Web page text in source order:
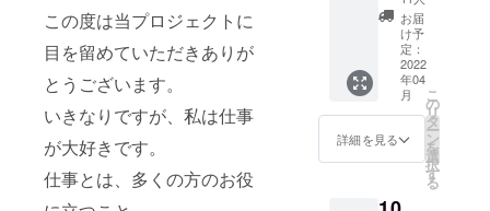
この度は当プロジェクトに
目を留めていただきありが
とうございます。
いきなりですが、私は仕事
が大好きです。
仕事とは、多くの方のお役
安来
PORT(島根
2022年開港
予定
PORT(東京
応援し
よう！
という
方へこ
ちらの
リター
ンをご
用意い
たしま
ンバー
お届
け予
定：
2022
年04
月
詳細を見る
こ
の
リ
タ
ー
ン
を
選
択
す
る